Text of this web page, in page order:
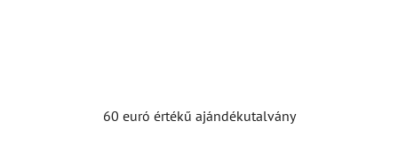
60 euró értékű ajándékutalvány